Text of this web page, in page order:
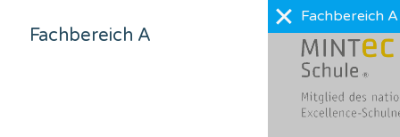
Fachbereich A